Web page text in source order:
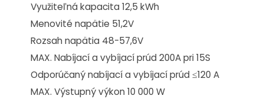
Využiteľná kapacita 12,5 kWh
Menovité napätie 51,2V
Rozsah napätia 48-57,6V
MAX. Nabíjací a vybíjací prúd 200A pri 15S
Odporúčaný nabíjací a vybíjací prúd ≤120 A
MAX. Výstupný výkon 10 000 W